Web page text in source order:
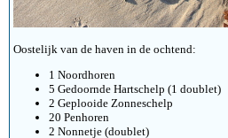
Oostelijk van de haven in de ochtend:
1 Noordhoren
5 Gedoornde Hartschelp (1 doublet)
2 Geplooide Zonneschelp
20 Penhoren
2 Nonnetje (doublet)